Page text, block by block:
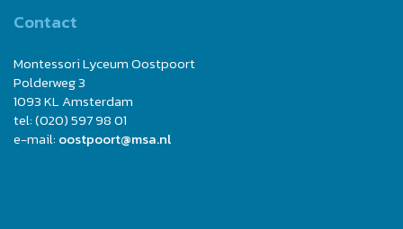
Contact
Montessori Lyceum Oostpoort
Polderweg 3
1093 KL Amsterdam
tel: (020) 597 98 01
e-mail: oostpoort@msa.nl